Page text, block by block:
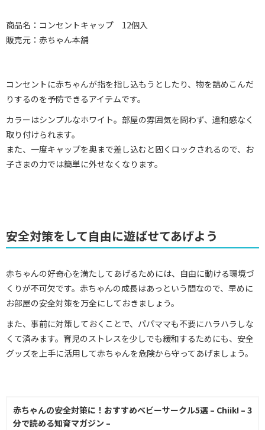
商品名：コンセントキャップ 12個入
販売元：赤ちゃん本舗
コンセントに赤ちゃんが指を指し込もうとしたり、物を詰めこんだ
りするのを予防できるアイテムです。
カラーはシンプルなホワイト。部屋の雰囲気を問わず、違和感なく
取り付けられます。
また、一度キャップを奥まで差し込むと固くロックされるので、お
子さまの力では簡単に外せなくなります。
安全対策をして自由に遊ばせてあげよう
赤ちゃんの好奇心を満たしてあげるためには、自由に動ける環境づ
くりが不可欠です。赤ちゃんの成長はあっという間なので、早めに
お部屋の安全対策を万全にしておきましょう。
また、事前に対策しておくことで、パパママも不要にハラハラしな
くて済みます。育児のストレスを少しでも緩和するためにも、安全
グッズを上手に活用して赤ちゃんを危険から守ってあげましょう。
赤ちゃんの安全対策に！おすすめベビーサークル5選 – Chiik! – 3
分で読める知育マガジン –